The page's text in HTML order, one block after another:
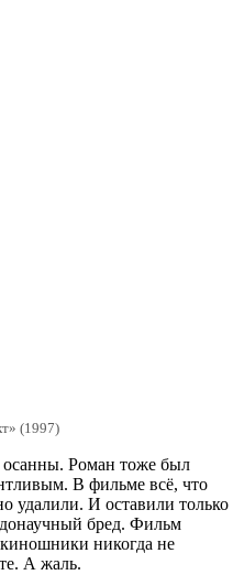
(1997)
осанны. Роман тоже был
В фильме всё, что
удалили. И оставили только
бред. Фильм
никогда не
А жаль.